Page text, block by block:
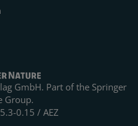
GmbH. Part of the Springer
Group.
0.15 / AEZ